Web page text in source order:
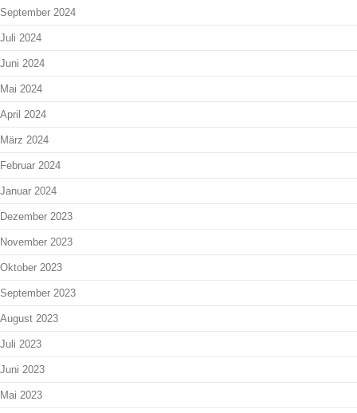
September 2024
Juli 2024
Juni 2024
Mai 2024
April 2024
März 2024
Februar 2024
Januar 2024
Dezember 2023
November 2023
Oktober 2023
September 2023
August 2023
Juli 2023
Juni 2023
Mai 2023